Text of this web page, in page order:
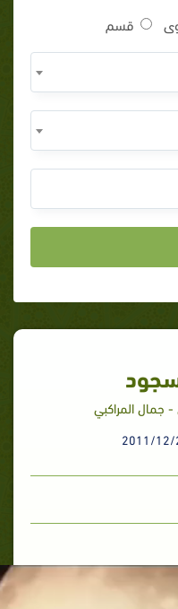
قسم
- جمال المراكبي
2011/12/